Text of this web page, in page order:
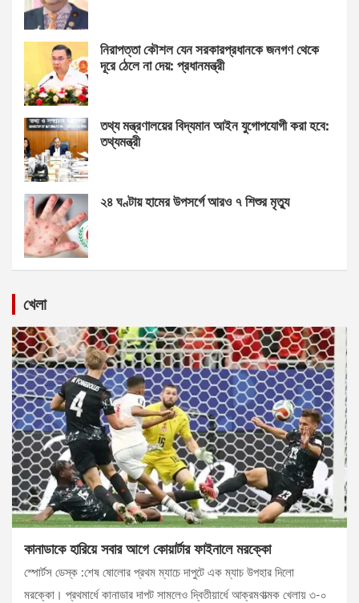
নিরাপত্তা কৌশল যেন সরকারপ্রধানকে জনগণ থেকে
দূরে ঠেলে না দেয়: প্রধানমন্ত্রী
তথ্য মন্ত্রণালয়ের বিদ্যমান আইন যুগোপযোগী করা হবে:
তথ্যমন্ত্রী
২৪ ঘণ্টায় হামের উপসর্গে আরও ৭ শিশুর মৃত্যু
খেলা
কানাডাকে হারিয়ে সবার আগে কোয়ার্টার ফাইনালে মরক্কো
স্পোর্টস ডেস্ক :শেষ ষোলোর প্রথম ম্যাচে দাপুটে এক ম্যাচ উপহার দিলো
মরক্কো। প্রথমার্ধে কানাডার দাপট সামলেও দ্বিতীয়ার্ধে আক্রমণাত্মক খেলায় ৩-০